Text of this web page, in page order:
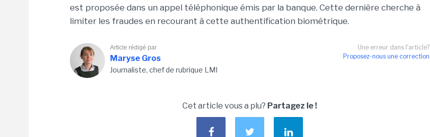
est proposée dans un appel téléphonique émis par la banque. Cette dernière cherche à
limiter les fraudes en recourant à cette authentification biométrique.
Une erreur dans l'article?
Proposez-nous une correction
Article rédigé par
Maryse Gros
Journaliste, chef de rubrique LMI
Cet article vous a plu? Partagez le !